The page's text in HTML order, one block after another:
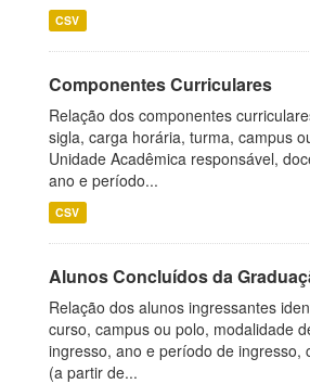
CSV
Componentes Curriculares
Relação dos componentes
sigla, carga horária, turma, campus
Unidade Acadêmica responsável,
ano e período...
CSV
Alunos Concluídos da
Relação dos alunos ingressantes
curso, campus ou polo, modalidade
ingresso, ano e período de ingresso,
(a partir de...